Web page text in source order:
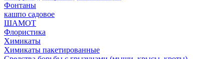
Фонтаны
кашпо садовое
ШАМОТ
Флористика
Химикаты
Химикаты пакетированные